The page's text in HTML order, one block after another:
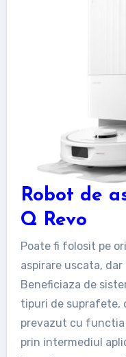
Robot de
Q Revo
Poate fi folosit pe
aspirare uscata, dar
Beneficiaza de
tipuri de suprafete,
prevazut cu
prin intermediul